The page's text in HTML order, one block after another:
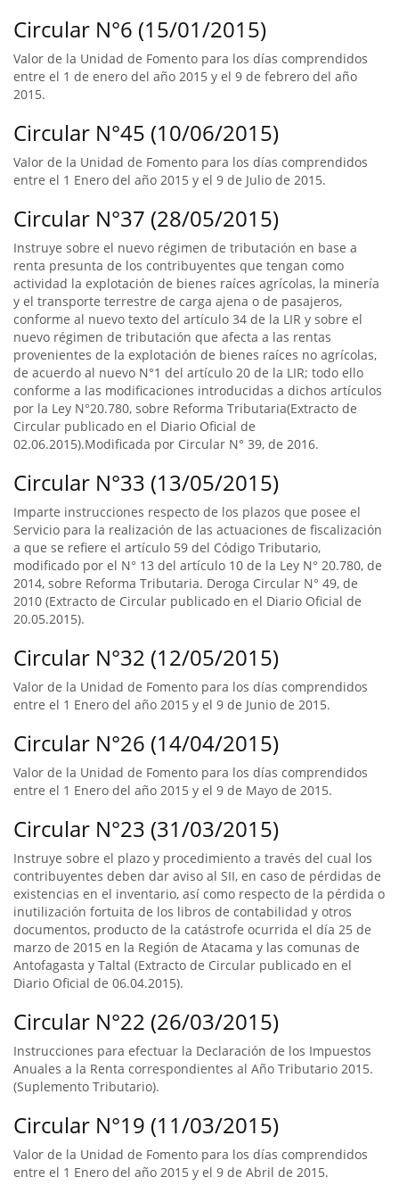
Circular N°6 (15/01/2015)
Valor de la Unidad de Fomento para los días comprendidos
entre el 1 de enero del año 2015 y el 9 de febrero del año
2015.
Circular N°45 (10/06/2015)
Valor de la Unidad de Fomento para los días comprendidos
entre el 1 Enero del año 2015 y el 9 de Julio de 2015.
Circular N°37 (28/05/2015)
Instruye sobre el nuevo régimen de tributación en base a
renta presunta de los contribuyentes que tengan como
actividad la explotación de bienes raíces agrícolas, la minería
y el transporte terrestre de carga ajena o de pasajeros,
conforme al nuevo texto del artículo 34 de la LIR y sobre el
nuevo régimen de tributación que afecta a las rentas
provenientes de la explotación de bienes raíces no agrícolas,
de acuerdo al nuevo N°1 del artículo 20 de la LIR; todo ello
conforme a las modificaciones introducidas a dichos artículos
por la Ley N°20.780, sobre Reforma Tributaria(Extracto de
Circular publicado en el Diario Oficial de
02.06.2015).Modificada por Circular N° 39, de 2016.
Circular N°33 (13/05/2015)
Imparte instrucciones respecto de los plazos que posee el
Servicio para la realización de las actuaciones de fiscalización
a que se refiere el artículo 59 del Código Tributario,
modificado por el N° 13 del artículo 10 de la Ley N° 20.780, de
2014, sobre Reforma Tributaria. Deroga Circular N° 49, de
2010 (Extracto de Circular publicado en el Diario Oficial de
20.05.2015).
Circular N°32 (12/05/2015)
Valor de la Unidad de Fomento para los días comprendidos
entre el 1 Enero del año 2015 y el 9 de Junio de 2015.
Circular N°26 (14/04/2015)
Valor de la Unidad de Fomento para los días comprendidos
entre el 1 Enero del año 2015 y el 9 de Mayo de 2015.
Circular N°23 (31/03/2015)
Instruye sobre el plazo y procedimiento a través del cual los
contribuyentes deben dar aviso al SII, en caso de pérdidas de
existencias en el inventario, así como respecto de la pérdida o
inutilización fortuita de los libros de contabilidad y otros
documentos, producto de la catástrofe ocurrida el día 25 de
marzo de 2015 en la Región de Atacama y las comunas de
Antofagasta y Taltal (Extracto de Circular publicado en el
Diario Oficial de 06.04.2015).
Circular N°22 (26/03/2015)
Instrucciones para efectuar la Declaración de los Impuestos
Anuales a la Renta correspondientes al Año Tributario 2015.
(Suplemento Tributario).
Circular N°19 (11/03/2015)
Valor de la Unidad de Fomento para los días comprendidos
entre el 1 Enero del año 2015 y el 9 de Abril de 2015.